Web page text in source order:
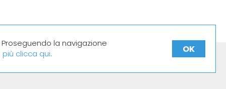
la navigazione
più clicca qui. OK